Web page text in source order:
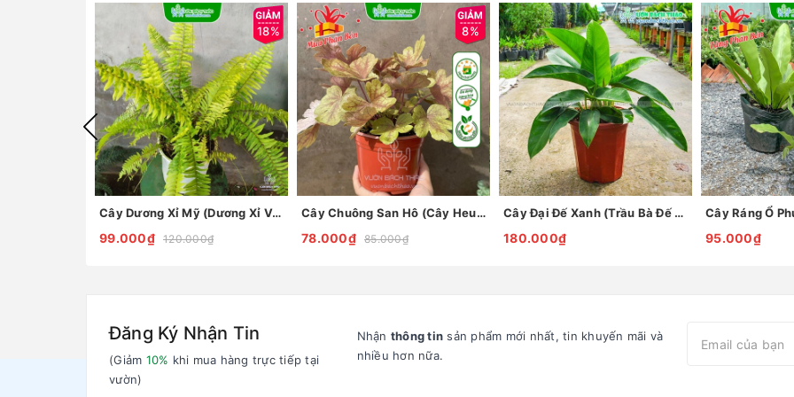
18%
Cây Dương Xỉ Mỹ (Dương Xỉ Vàng)
99.000₫ 120.000₫
8%
Cây Chuông San Hô (Cây Heuchera)
78.000₫ 85.000₫
Cây Đại Đế Xanh (Trầu Bà Đế Vương Xanh)
180.000₫
Cây Ráng Ổ
95.000₫
Đăng Ký Nhận Tin
(Giảm 10% khi mua hàng trực tiếp tại
vườn)
Nhận thông tin sản phẩm mới nhất, tin khuyến mãi và
nhiều hơn nữa.